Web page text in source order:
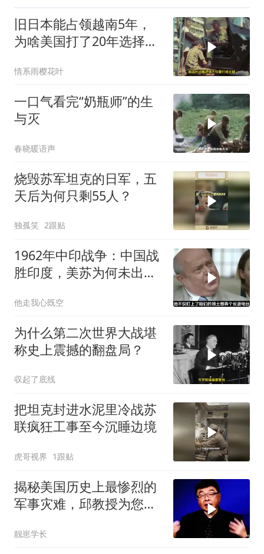
旧日本能占领越南5年，
为啥美国打了20年选择撤
情系雨樱花叶
一口气看完“奶瓶师”的生
与灭
春晓暖语声
烧毁苏军坦克的日军，五
天后为何只剩55人？
独孤笑 2跟贴
1962年中印战争：中国战
胜印度，美苏为何未出兵
他走我心既空
为什么第二次世界大战堪
称史上震撼的翻盘局？
収起了底线
把坦克封进水泥里冷战苏
联疯狂工事至今沉睡边境
虎哥视界 1跟贴
揭秘美国历史上最惨烈的
军事灾难，邱教授为您详
靓崽学长